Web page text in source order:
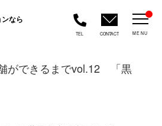
なら
TEL CONTACT MENU
ができるまでvol.12 「黒